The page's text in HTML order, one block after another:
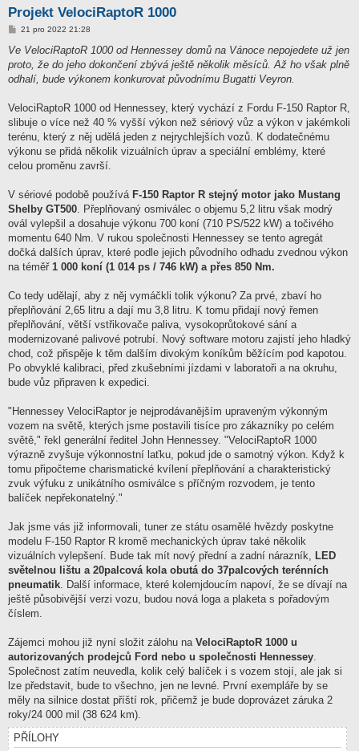
Projekt VelociRaptoR 1000
P
í
p
ě
k
21 pro 2022 21:28
Ve VelociRaptoR 1000 od Hennessey domů na Vánoce nepojedete už jen
proto, že do jeho dokončení zbývá ještě několik měsíců. Až ho však plně
odhalí, bude výkonem konkurovat původnímu Bugatti Veyron.
VelociRaptoR 1000 od Hennessey, který vychází z Fordu F-150 Raptor R,
slibuje o více než 40 % vyšší výkon než sériový vůz a výkon v jakémkoli
terénu, který z něj udělá jeden z nejrychlejších vozů. K dodatečnému
výkonu se přidá několik vizuálních úprav a speciální emblémy, které
celou proměnu završí.
V sériové podobě používá F-150 Raptor R stejný motor jako Mustang
Shelby GT500 . Přeplňovaný osmiválec o objemu 5,2 litru však modrý
ovál vylepšil a dosahuje výkonu 700 koní (710 PS/522 kW) a točivého
momentu 640 Nm. V rukou společnosti Hennessey se tento agregát
dočká dalších úprav, které podle jejich původního odhadu zvednou výkon
na téměř 1 000 koní (1 014 ps / 746 kW) a přes 850 Nm.
Co tedy udělají, aby z něj vymáčkli tolik výkonu? Za prvé, zbaví ho
přeplňování 2,65 litru a dají mu 3,8 litru. K tomu přidají nový řemen
přeplňování, větší vstřikovače paliva, vysokoprůtokové sání a
modernizované palivové potrubí. Nový software motoru zajistí jeho hladký
chod, což přispěje k těm dalším divokým koníkům běžícím pod kapotou.
Po obvyklé kalibraci, před zkušebními jízdami v laboratoři a na okruhu,
bude vůz připraven k expedici.
"Hennessey VelociRaptor je nejprodávanějším upraveným výkonným
vozem na světě, kterých jsme postavili tisíce pro zákazníky po celém
světě," řekl generální ředitel John Hennessey. "VelociRaptoR 1000
výrazně zvyšuje výkonnostní laťku, pokud jde o samotný výkon. Když k
tomu připočteme charismatické kvílení přeplňování a charakteristický
zvuk výfuku z unikátního osmiválce s příčným rozvodem, je tento
balíček nepřekonatelný."
Jak jsme vás již informovali, tuner ze státu osamělé hvězdy poskytne
modelu F-150 Raptor R kromě mechanických úprav také několik
vizuálních vylepšení. Bude tak mít nový přední a zadní nárazník, LED
světelnou lištu a 20palcová kola obutá do 37palcových terénních
pneumatik . Další informace, které kolemjdoucím napoví, že se dívají na
ještě působivější verzi vozu, budou nová loga a plaketa s pořadovým
číslem.
Zájemci mohou již nyní složit zálohu na VelociRaptoR 1000 u
autorizovaných prodejců Ford nebo u společnosti Hennessey
Společnost zatím neuvedla, kolik celý balíček i s vozem stojí, ale jak si
lze představit, bude to všechno, jen ne levné. První exempláře by se
měly na silnice dostat příští rok, přičemž je bude doprovázet záruka 2
roky/24 000 mil (38 624 km).
PŘÍLOHY